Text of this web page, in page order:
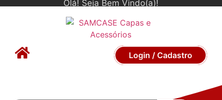
Olá! Seja Bem Vindo(a)!
Login / Cadastro